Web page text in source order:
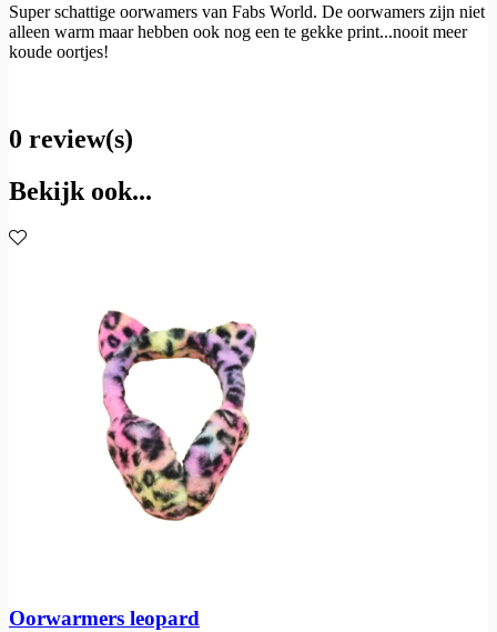
Super schattige oorwamers van Fabs World. De oorwamers zijn niet
alleen warm maar hebben ook nog een te gekke print...nooit meer
koude oortjes!
0 review(s)
Bekijk ook...
Oorwarmers leopard